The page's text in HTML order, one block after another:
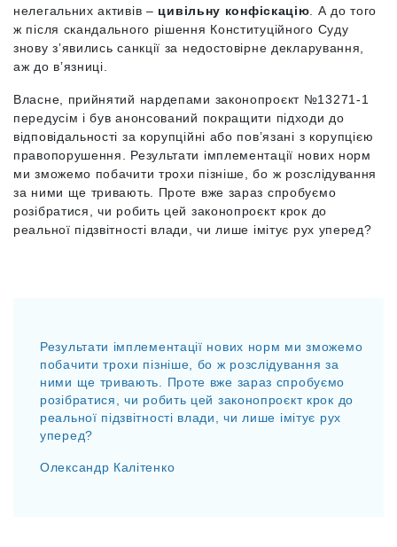
нелегальних активів – цивільну конфіскацію . А до того
ж після скандального рішення Конституційного Суду
знову зʼявились санкції за недостовірне декларування,
аж до вʼязниці.
Власне, прийнятий нардепами законопроєкт №13271-1
передусім і був анонсований покращити підходи до
відповідальності за корупційні або пов’язані з корупцією
правопорушення. Результати імплементації нових норм
ми зможемо побачити трохи пізніше, бо ж розслідування
за ними ще тривають. Проте вже зараз спробуємо
розібратися, чи робить цей законопроєкт крок до
реальної підзвітності влади, чи лише імітує рух уперед?
Результати імплементації нових норм ми зможемо
побачити трохи пізніше, бо ж розслідування за
ними ще тривають. Проте вже зараз спробуємо
розібратися, чи робить цей законопроєкт крок до
реальної підзвітності влади, чи лише імітує рух
уперед?
Олександр Калітенко